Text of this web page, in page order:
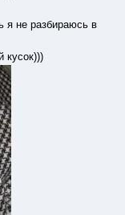
я не разбираюсь в
кусок)))